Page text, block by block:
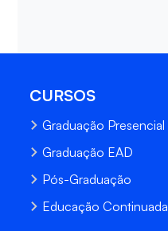
CURSOS
Graduação Presencial
Graduação EAD
Pós-Graduação
Educação Continuada